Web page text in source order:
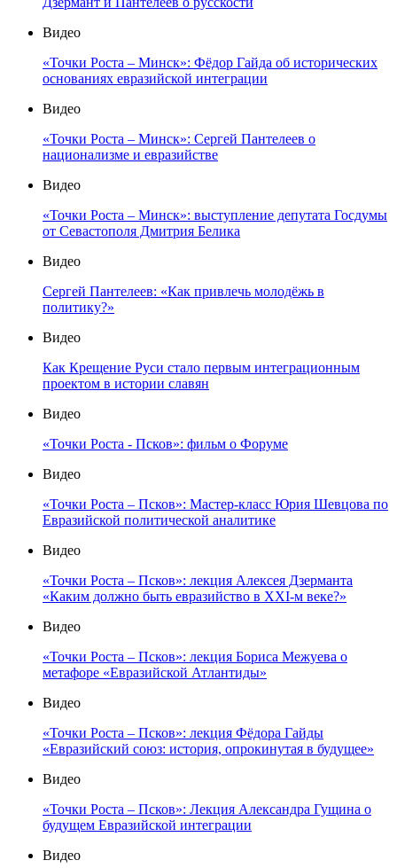
Видео
«Точки Роста – Минск»: Фёдор Гайда об исторических
основаниях евразийской интеграции
Видео
«Точки Роста – Минск»: Сергей Пантелеев о
национализме и евразийстве
Видео
«Точки Роста – Минск»: выступление депутата Госдумы
от Севастополя Дмитрия Белика
Видео
Сергей Пантелеев: «Как привлечь молодёжь в
политику?»
Видео
Как Крещение Руси стало первым интеграционным
проектом в истории славян
Видео
«Точки Роста - Псков»: фильм о Форуме
Видео
«Точки Роста – Псков»: Мастер-класс Юрия Шевцова по
Евразийской политической аналитике
Видео
«Точки Роста – Псков»: лекция Алексея Дзерманта
«Каким должно быть евразийство в XXI-м веке?»
Видео
«Точки Роста – Псков»: лекция Бориса Межуева о
метафоре «Евразийской Атлантиды»
Видео
«Точки Роста – Псков»: лекция Фёдора Гайды
«Евразийский союз: история, опрокинутая в будущее»
Видео
«Точки Роста – Псков»: Лекция Александра Гущина о
будущем Евразийской интеграции
Видео